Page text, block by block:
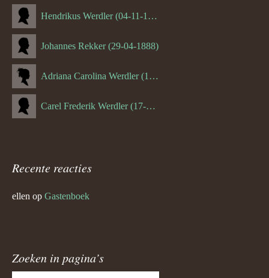
Hendrikus Werdler (04-11-1904)
Johannes Rekker (29-04-1888)
Adriana Carolina Werdler (18-02-1884)
Carel Frederik Werdler (17-06-1893)
Recente reacties
ellen op Gastenboek
Zoeken in pagina’s